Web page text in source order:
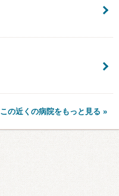
この近くの病院をもっと見る »